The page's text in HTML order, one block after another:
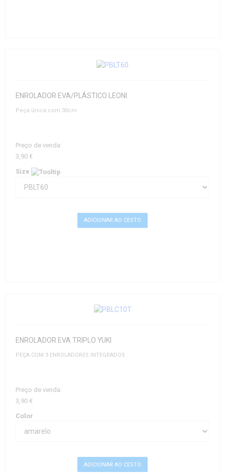
ENROLADOR EVA/PLÁSTICO LEONI
Peça única com 30cm
Preço de venda:
3,90 €
Size
ENROLADOR EVA TRIPLO YUKI
PEÇA COM 3 ENROLADORES INTEGRADOS
Preço de venda:
3,90 €
Color